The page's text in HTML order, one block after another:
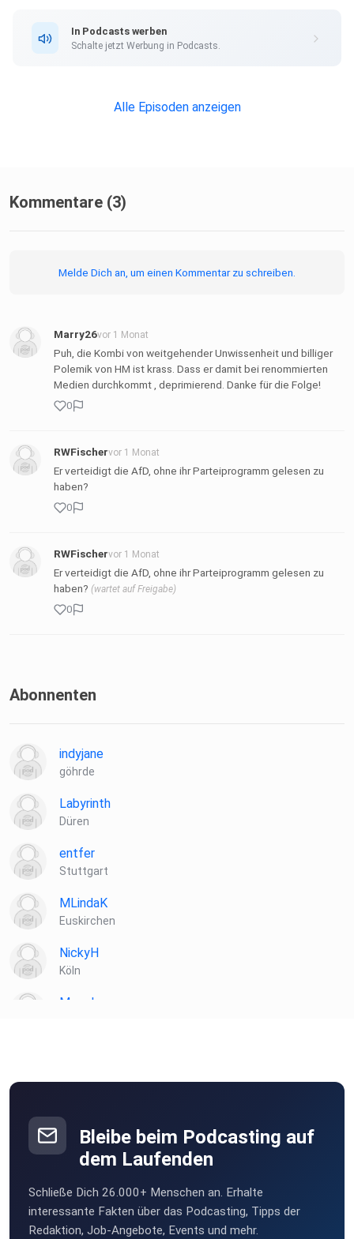
In Podcasts werben
Schalte jetzt Werbung in Podcasts.
Alle Episoden anzeigen
Kommentare (3)
Melde Dich an, um einen Kommentar zu schreiben.
Marry26vor 1 Monat
Puh, die Kombi von weitgehender Unwissenheit und billiger
Polemik von HM ist krass. Dass er damit bei renommierten
Medien durchkommt , deprimierend. Danke für die Folge!
0
RWFischervor 1 Monat
Er verteidigt die AfD, ohne ihr Parteiprogramm gelesen zu
haben?
0
RWFischervor 1 Monat
Er verteidigt die AfD, ohne ihr Parteiprogramm gelesen zu
haben? (wartet auf Freigabe)
0
Abonnenten
indyjane
göhrde
Labyrinth
Düren
entfer
Stuttgart
MLindaK
Euskirchen
NickyH
Köln
Mpoalas
Berlin
EvelynCoco
Baar-Ebenhausen
Berlin
Bleibe beim Podcasting auf
dem Laufenden
Schließe Dich 26.000+ Menschen an. Erhalte
interessante Fakten über das Podcasting, Tipps der
Redaktion, Job-Angebote, Events und mehr.